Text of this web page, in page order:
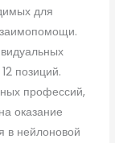
для
позиций.
профессий,
оказание
в нейлоновой